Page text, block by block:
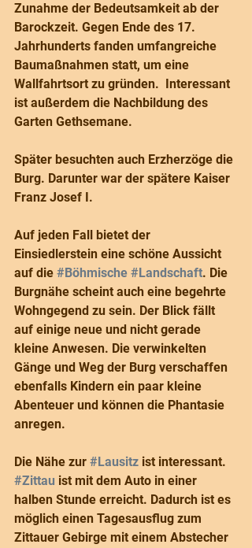
Zunahme der Bedeutsamkeit ab der
Barockzeit. Gegen Ende des 17.
Jahrhunderts fanden umfangreiche
Baumaßnahmen statt, um eine
Wallfahrtsort zu gründen.  Interessant
ist außerdem die Nachbildung des
Garten Gethsemane.
Später besuchten auch Erzherzöge die
Burg. Darunter war der spätere Kaiser
Franz Josef I.
Auf jeden Fall bietet der
Einsiedlerstein eine schöne Aussicht
auf die #Böhmische #Landschaft. Die
Burgnähe scheint auch eine begehrte
Wohngegend zu sein. Der Blick fällt
auf einige neue und nicht gerade
kleine Anwesen. Die verwinkelten
Gänge und Weg der Burg verschaffen
ebenfalls Kindern ein paar kleine
Abenteuer und können die Phantasie
anregen.
Die Nähe zur #Lausitz ist interessant.
#Zittau ist mit dem Auto in einer
halben Stunde erreicht. Dadurch ist es
möglich einen Tagesausflug zum
Zittauer Gebirge mit einem Abstecher